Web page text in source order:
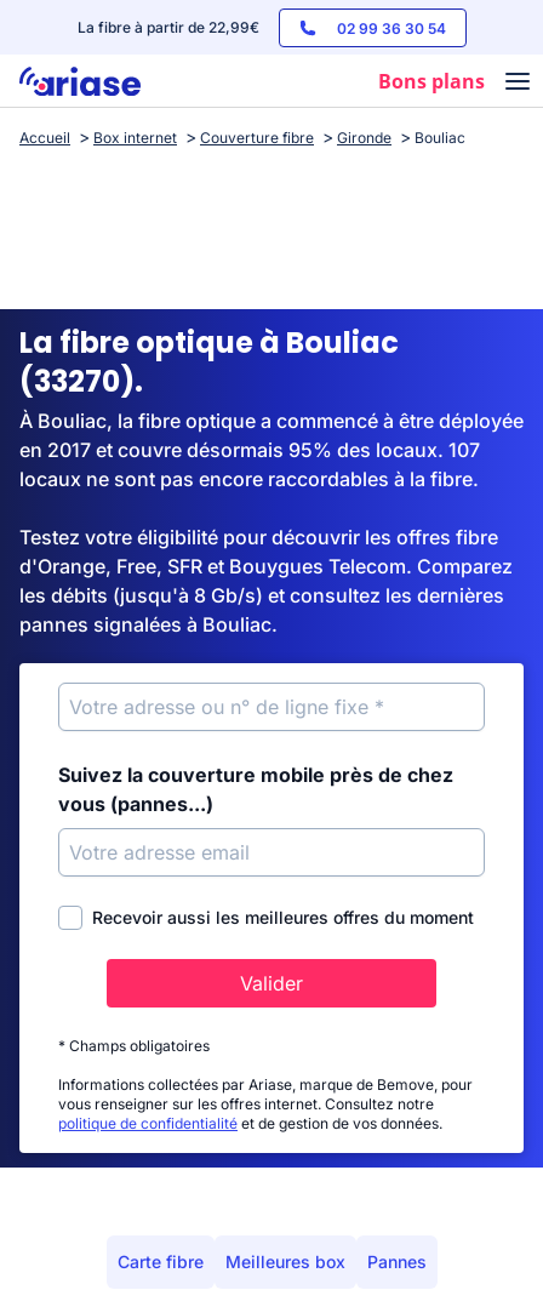
La fibre à partir de 22,99€ 02 99 36 30 54
Bons plans
Box internet
Streaming
Accueil Box internet Couverture fibre Gironde Bouliac
La fibre optique à Bouliac
(33270).
À Bouliac, la fibre optique a commencé à être déployée
en 2017 et couvre désormais 95% des locaux. 107
locaux ne sont pas encore raccordables à la fibre.
Testez votre éligibilité pour découvrir les offres fibre
d'Orange, Free, SFR et Bouygues Telecom. Comparez
les débits (jusqu'à 8 Gb/s) et consultez les dernières
pannes signalées à Bouliac.
Suivez la couverture mobile près de chez
vous (pannes...)
Recevoir aussi les meilleures offres du moment
Valider
* Champs obligatoires
Informations collectées par Ariase, marque de Bemove, pour
vous renseigner sur les offres internet. Consultez notre
politique de confidentialité et de gestion de vos données.
Carte fibre Meilleures box Pannes